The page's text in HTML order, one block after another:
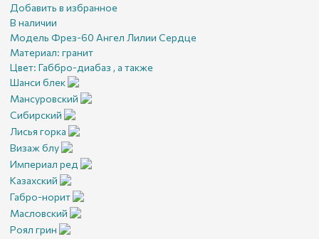
Добавить в избранное
В наличии
Модель Фрез-60 Ангел Лилии Сердце
Материал: гранит
Цвет: Габбро-диабаз , а также
Шанси блек
Мансуровский
Сибирский
Лисья горка
Визаж блу
Империал ред
Казахский
Габро-норит
Масловский
Роял грин